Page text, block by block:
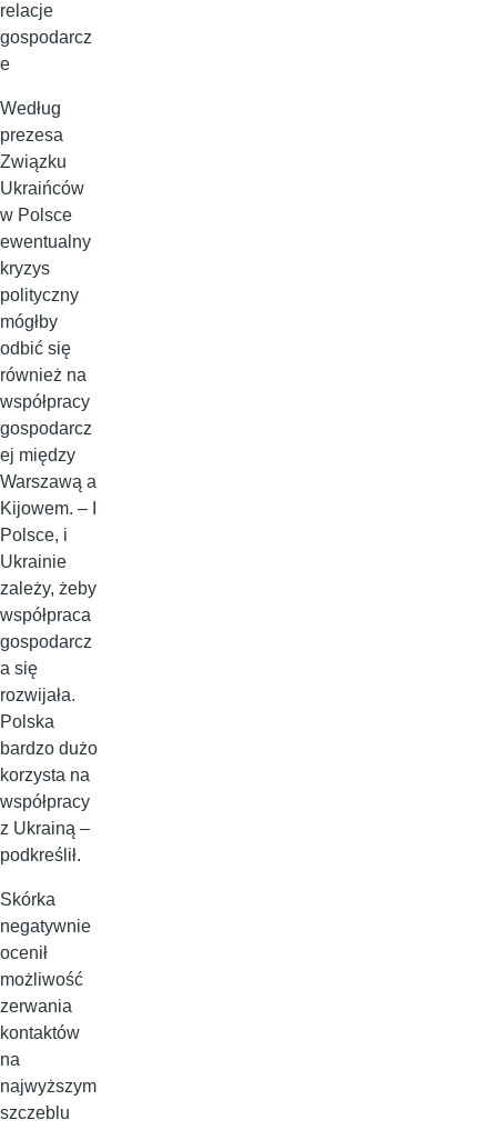
relacje
gospodarcz
e
Według
prezesa
Związku
Ukraińców
w Polsce
ewentualny
kryzys
polityczny
mógłby
odbić się
również na
współpracy
gospodarcz
ej między
Warszawą a
Kijowem. – I
Polsce, i
Ukrainie
zależy, żeby
współpraca
gospodarcz
a się
rozwijała.
Polska
bardzo dużo
korzysta na
współpracy
z Ukrainą –
podkreślił.
Skórka
negatywnie
ocenił
możliwość
zerwania
kontaktów
na
najwyższym
szczeblu